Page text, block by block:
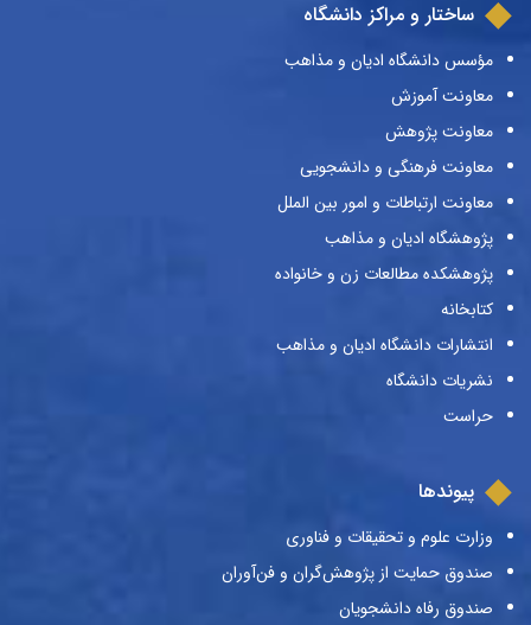
ساختار و مراکز دانشگاه
مؤسس دانشگاه ادیان و مذاهب
معاونت آموزش
معاونت پژوهش
معاونت فرهنگی و دانشجویی
معاونت ارتباطات و امور بین الملل
پژوهشگاه ادیان و مذاهب
پژوهشکده مطالعات زن و خانواده
کتابخانه
انتشارات دانشگاه ادیان و مذاهب
نشریات دانشگاه
حراست
پیوندها
وزارت علوم و تحقیقات و فناوری
صندوق حمایت از پژوهش‌گران و فن‌آوران
صندوق رفاه دانشجویان